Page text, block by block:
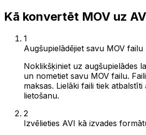
Kā konvertēt MOV uz
1
Augšupielādējiet savu MOV failu
Noklikšķiniet uz augšupielādes
un nometiet savu MOV failu.
maksas. Lielāki faili tiek
lietošanu.
2
Izvēlieties AVI kā izvades